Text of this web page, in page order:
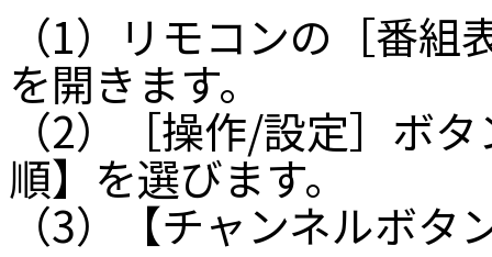
（1）リモコンの［番
を開きます。
（2）［操作/設定］ボ
順】を選びます。
（3）【チャンネルボ